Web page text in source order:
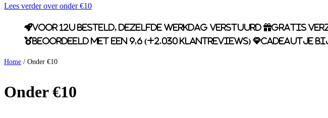
Lees verder over onder €10
Voor 12u besteld, dezelfde werkdag verstuurd
Gratis
Beoordeeld met een 9,6 (+2.030 klantreviews)
Cadeautje
Home / Onder €10
Onder €10